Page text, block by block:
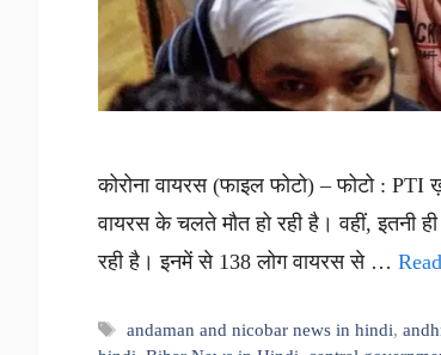
कोरोना वायरस (फाइल फोटो) – फोटो :
वायरस के चलते मौत हो रही है। वहीं, इतनी
रही है। इनमें से 138 लोग वायरस से …
Tags
andaman and nicobar news in hindi,